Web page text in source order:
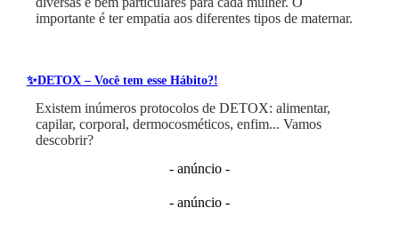
importante é ter empatia aos diferentes tipos de maternar.
✨DETOX – Você tem esse Hábito?!
Existem inúmeros protocolos de DETOX: alimentar,
capilar, corporal, dermocosméticos, enfim... Vamos
descobrir?
- anúncio -
- anúncio -